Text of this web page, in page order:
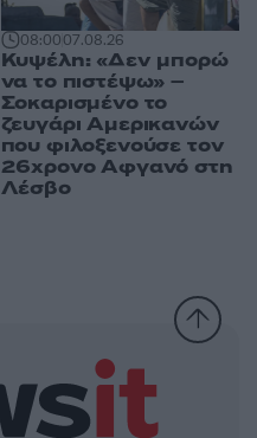
08:0007.08.26
Κυψέλη: «Δεν μπορώ
να το πιστέψω» –
Σοκαρισμένο το
ζευγάρι Αμερικανών
που φιλοξενούσε τον
26χρονο Αφγανό στη
Λέσβο